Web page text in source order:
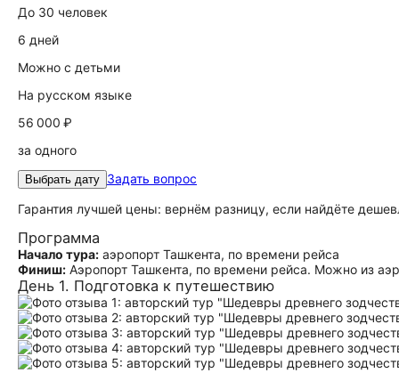
До 30 человек
6 дней
Можно с детьми
На русском языке
56 000 ₽
за одного
Выбрать дату Задать вопрос
Гарантия лучшей цены: вернём разницу, если найдёте
Программа
Начало тура: аэропорт Ташкента, по времени рейса
Финиш: Аэропорт Ташкента, по времени рейса. Можно из
День 1. Подготовка к путешествию